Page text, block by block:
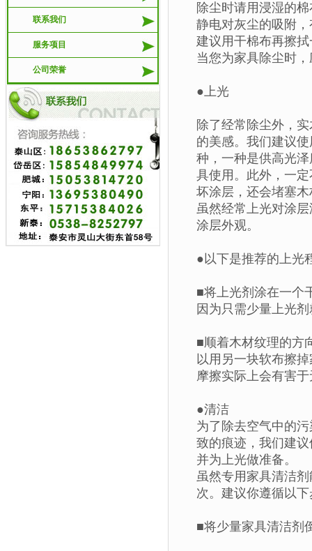
联系我们
服务项目
公司荣誉
除尘时请用浸湿的
静电对灰尘的吸附
建议用干棉布再擦拭
当您为家具除尘时
●上光
除了经常除尘外，
的美感。我们建议
种，一种是供高光
具使用。此外，一
坏涂层，还会堵塞
虽然经常上光对涂
涂层外观。
●以下是推荐的上光
■将上光剂涂在一个
因为只需少量上光
■顺着木材纹理的方
以用另一块软布擦
摩擦实际上会有害
●清洁
为了除去空气中的
致的痕迹，我们建
并为上光做准备。
虽然专用家具清洁
次。建议你遵循以
■将少量家具清洁剂